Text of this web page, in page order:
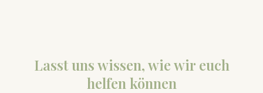
Lasst uns wissen, wie wir euch
helfen können